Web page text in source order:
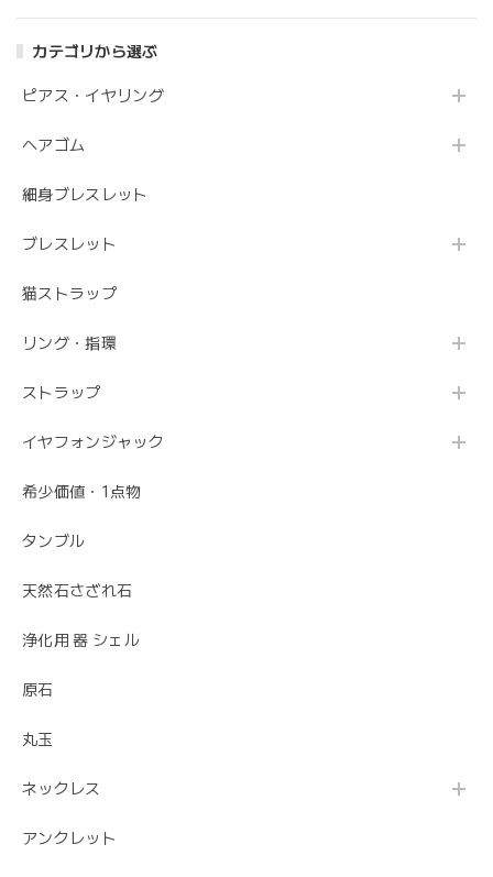
カテゴリから選ぶ
ピアス・イヤリング
ヘアゴム
細身ブレスレット
ブレスレット
猫ストラップ
リング・指環
ストラップ
イヤフォンジャック
希少価値・1点物
タンブル
天然石さざれ石
浄化用 器 シェル
原石
丸玉
ネックレス
アンクレット